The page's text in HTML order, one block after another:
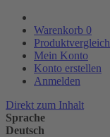
Warenkorb 0
Produktvergleich
Mein Konto
Konto erstellen
Anmelden
Direkt zum Inhalt
Sprache
Deutsch